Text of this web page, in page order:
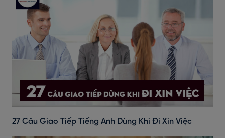
27 Câu Giao Tiếp Tiếng Anh Dùng Khi Đi Xin Việc